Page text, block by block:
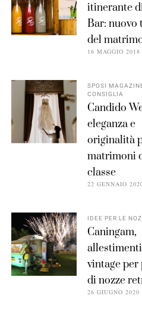
itinerante
Bar: nuovo
del
16 MAGGIO 2018
SPOSI
CONSIGLIA
Candido
eleganza e
originalità
matrimoni
classe
22 GENNAIO
IDEE PER LE
Caningam,
allestimenti
vintage per
di nozze
26 GIUGNO 2020